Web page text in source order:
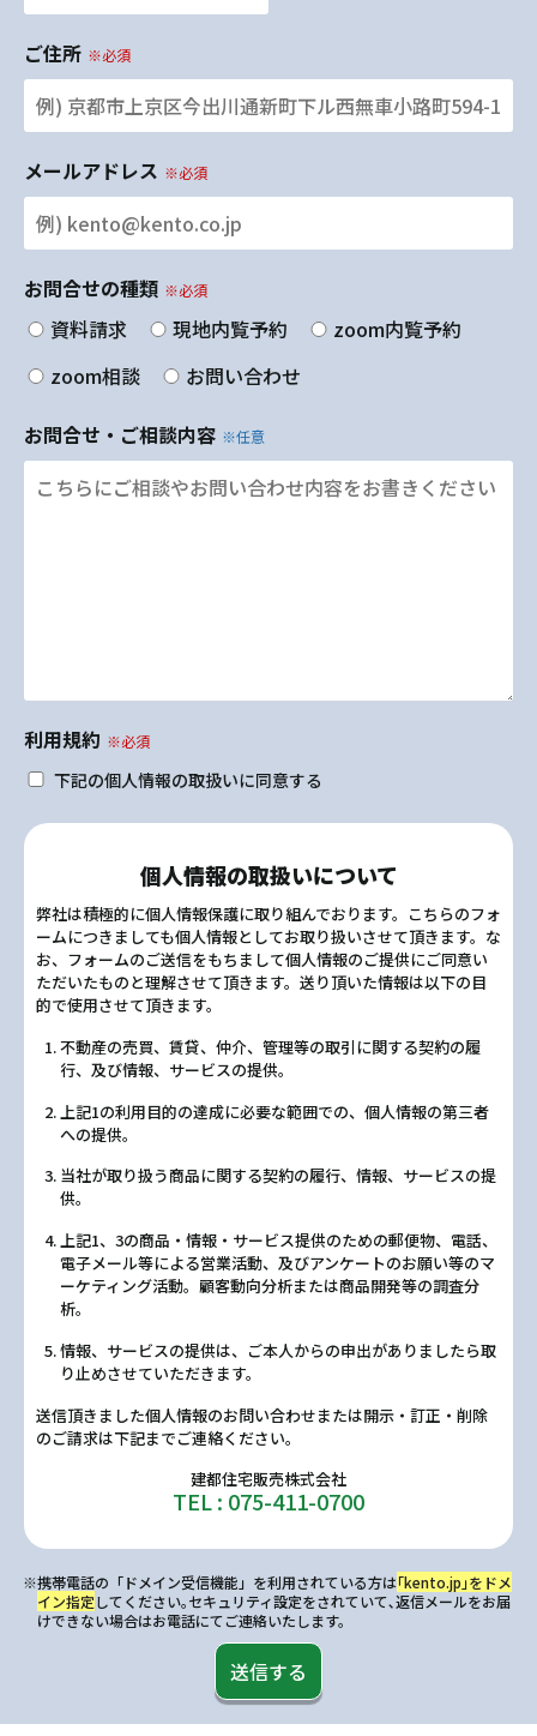
ご住所 ※必須
メールアドレス ※必須
お問合せの種類 ※必須
資料請求 現地内覧予約
zoom内覧予約
zoom相談
お問い合わせ
お問合せ・ご相談内容 ※任意
利用規約 ※必須
下記の個人情報の取扱いに同意する
個人情報の取扱いについて
弊社は積極的に個人情報保護に取り組んでおります。こちらのフォ
ームにつきましても個人情報としてお取り扱いさせて頂きます。な
お、フォームのご送信をもちまして個人情報のご提供にご同意い
ただいたものと理解させて頂きます。送り頂いた情報は以下の目
的で使用させて頂きます。
不動産の売買、賃貸、仲介、管理等の取引に関する契約の履
行、及び情報、サービスの提供。
上記1の利用目的の達成に必要な範囲での、個人情報の第三者
への提供。
当社が取り扱う商品に関する契約の履行、情報、サービスの提
供。
上記1、3の商品・情報・サービス提供のための郵便物、電話、
電子メール等による営業活動、及びアンケートのお願い等のマ
ーケティング活動。顧客動向分析または商品開発等の調査分
析。
情報、サービスの提供は、ご本人からの申出がありましたら取
り止めさせていただきます。
送信頂きました個人情報のお問い合わせまたは開示・訂正・削除
のご請求は下記までご連絡ください。
建都住宅販売株式会社
TEL : 075-411-0700
※携帯電話の「ドメイン受信機能」を利用されている方は｢kento.jp｣をドメ
イン指定してください｡セキュリティ設定をされていて､返信メールをお届
けできない場合はお電話にてご連絡いたします。
送信する